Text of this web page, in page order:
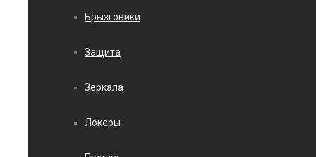
Брызговики
Защита
Зеркала
Локеры